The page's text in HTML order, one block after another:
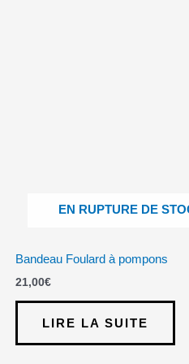
EN RUPTURE DE
Bandeau Foulard à pompons
21,00€
LIRE LA SUITE